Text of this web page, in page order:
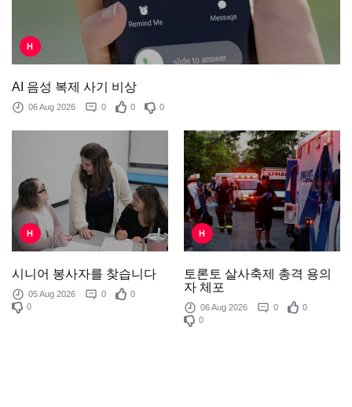
H
AI 음성 복제 사기 비상
06 Aug 2026 0 0 0
H
시니어 봉사자를 찾습니다
05 Aug 2026 0
0
0
H
토론토 살사축제 총격 용의
자 체포
06 Aug 2026 0
0
0